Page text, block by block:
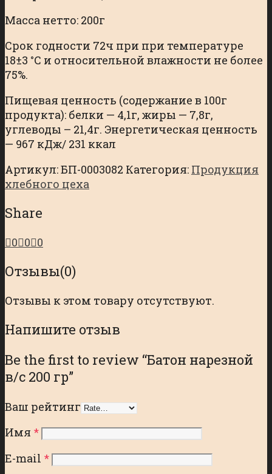
Масса нетто: 200г
Срок годности 72ч при при температуре
18±3 °С и относительной влажности не более
75%.
Пищевая ценность (содержание в 100г
продукта): белки — 4,1г, жиры — 7,8г,
углеводы – 21,4г. Энергетическая ценность
— 967 кДж/ 231 ккал
Артикул:БП-0003082 Категория: Продукция
хлебного цеха
Share
0 0 0
Отзывы(0)
Отзывы к этом товару отсутствуют.
Напишите отзыв
Be the first to review “Батон нарезной
в/с 200 гр”
Ваш рейтинг
Имя *
E-mail *